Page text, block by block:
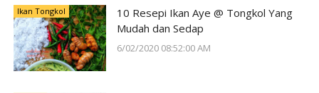
Ikan Tongkol
10 Resepi Ikan Aye @ Tongkol Yang
Mudah dan Sedap
6/02/2020 08:52:00 AM